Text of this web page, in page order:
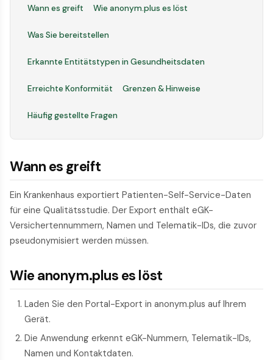
Wann es greift Wie anonym.plus es löst
Was Sie bereitstellen
Erkannte Entitätstypen in Gesundheitsdaten
Erreichte Konformität Grenzen & Hinweise
Häufig gestellte Fragen
Wann es greift
Ein Krankenhaus exportiert Patienten-Self-Service-Daten
für eine Qualitätsstudie. Der Export enthält eGK-
Versichertennummern, Namen und Telematik-IDs, die zuvor
pseudonymisiert werden müssen.
Wie anonym.plus es löst
Laden Sie den Portal-Export in anonym.plus auf Ihrem
Gerät.
Die Anwendung erkennt eGK-Nummern, Telematik-IDs,
Namen und Kontaktdaten.